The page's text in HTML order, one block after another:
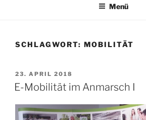
Menü
SCHLAGWORT: MOBILITÄT
VERÖFFENTLICHT
AM
23. APRIL 2018
E-Mobilität im Anmarsch I